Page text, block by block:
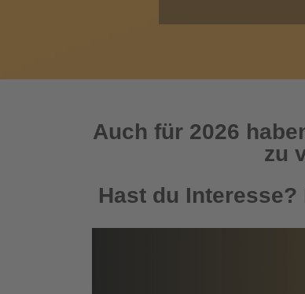
Auch für 2026
zu
Hast du